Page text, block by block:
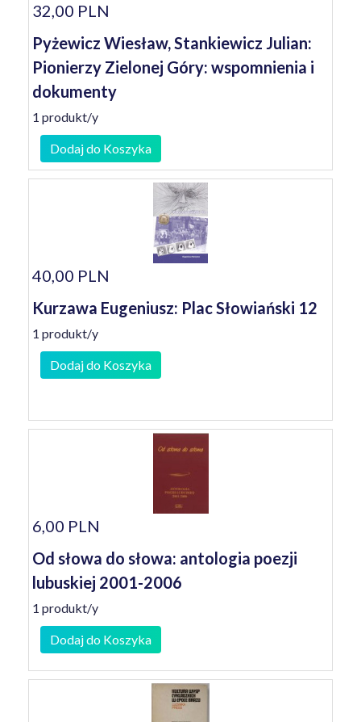
32,00 PLN
Pyżewicz Wiesław, Stankiewicz Julian:
Pionierzy Zielonej Góry: wspomnienia i
dokumenty
1 produkt/y
Dodaj do Koszyka
40,00 PLN
Kurzawa Eugeniusz: Plac Słowiański 12
1 produkt/y
Dodaj do Koszyka
6,00 PLN
Od słowa do słowa: antologia poezji
lubuskiej 2001-2006
1 produkt/y
Dodaj do Koszyka